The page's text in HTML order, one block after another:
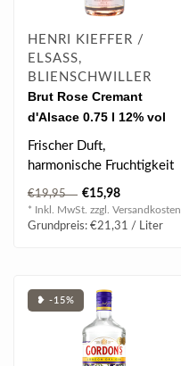
HENRI KIEFFER /
ELSASS,
BLIENSCHWILLER
Brut Rose Cremant
d'Alsace 0.75 l 12% vol
Frischer Duft,
harmonische Fruchtigkeit
des Pinot Noir, feine
Bläschen. Exzell..
€19,95 €15,98
* Inkl. MwSt. zzgl. Versandkosten
Grundpreis: €21,31 / Liter
❥ -15%